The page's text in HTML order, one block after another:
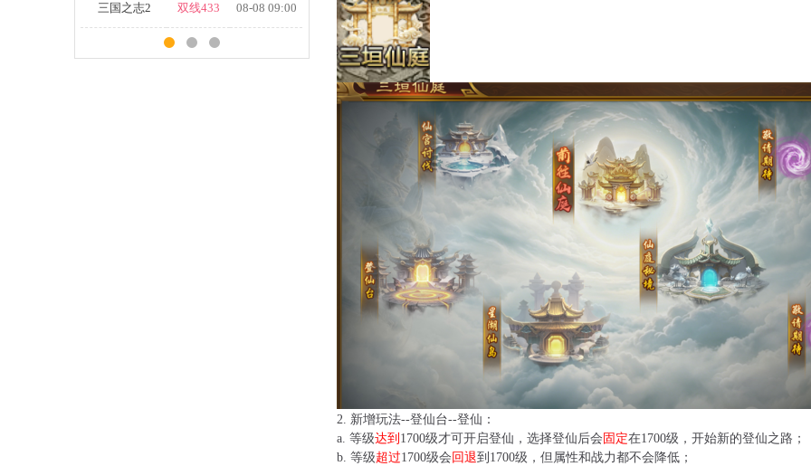
三国之志2 双线433 08-08 09:00
2. 新增玩法--登仙台--登仙：
a. 等级达到 1700级才可开启登仙，选择登仙后会 固定在1700级，开始新的登仙之路；
b. 等级超过1700级会 回退到1700级，但属性和战力都不会降低；